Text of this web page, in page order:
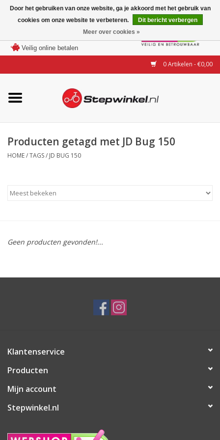
Veilig online betalen
0 Artikelen - €0,00
Merken
Modellen
Accessoires
Steps huren of uitproberen
Producten getagd met JD Bug 150
HOME/TAGS/ JD BUG 150
Geen producten gevonden!...
Klantenservice
Producten
Mijn account
Stepwinkel.nl
Door het gebruiken van onze website, ga je akkoord met het gebruik van
cookies om onze website te verbeteren.
Dit bericht verbergen
Meer over cookies »